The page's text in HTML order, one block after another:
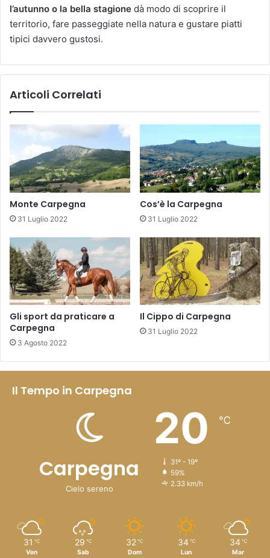
l’autunno o la bella stagione dà modo di scoprire il
territorio, fare passeggiate nella natura e gustare piatti
tipici davvero gustosi.
Articoli Correlati
Monte Carpegna
31 Luglio 2022
Cos’è la Carpegna
31 Luglio 2022
Gli sport da praticare a
Carpegna
3 Agosto 2022
Il Cippo di Carpegna
31 Luglio 2022
Il Tempo in Carpegna
Carpegna
Cielo sereno
20 ℃
31º - 19º
59%
2.33 km/h
31 ℃
Ven
29 ℃
Sab
32 ℃
Dom
34 ℃
Lun
34 ℃
Mar